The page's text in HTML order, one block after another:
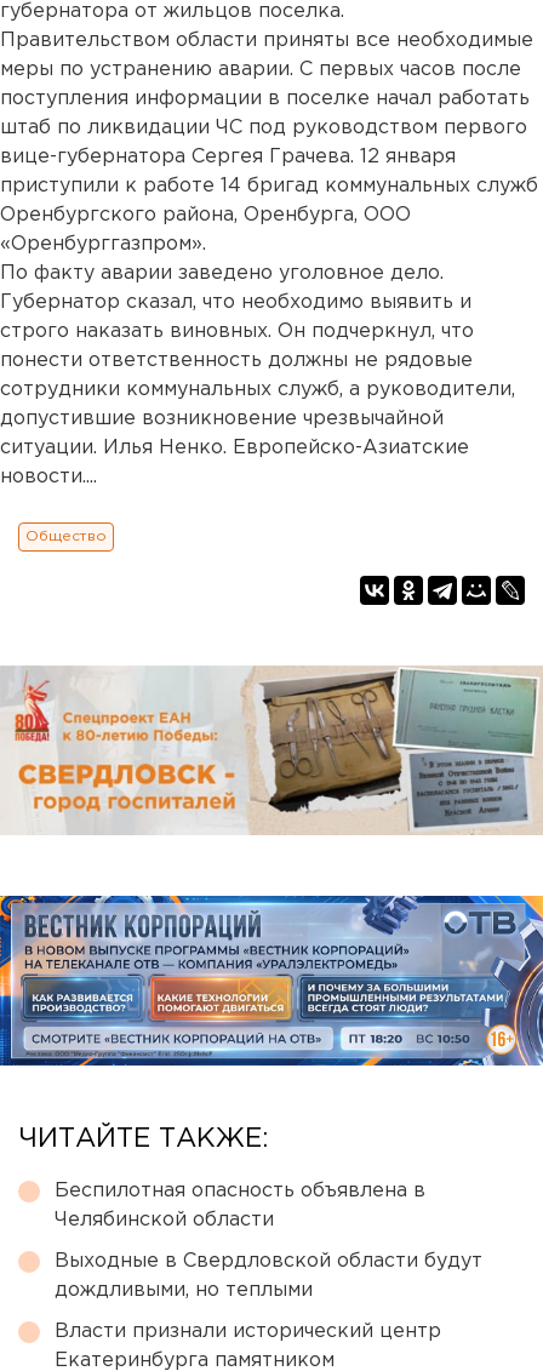
губернатора от жильцов поселка.
Правительством области приняты все необходимые
меры по устранению аварии. С первых часов после
поступления информации в поселке начал работать
штаб по ликвидации ЧС под руководством первого
вице-губернатора Сергея Грачева. 12 января
приступили к работе 14 бригад коммунальных служб
Оренбургского района, Оренбурга, ООО
«Оренбурггазпром».
По факту аварии заведено уголовное дело.
Губернатор сказал, что необходимо выявить и
строго наказать виновных. Он подчеркнул, что
понести ответственность должны не рядовые
сотрудники коммунальных служб, а руководители,
допустившие возникновение чрезвычайной
ситуации. Илья Ненко. Европейско-Азиатские
новости....
Общество
ЧИТАЙТЕ ТАКЖЕ:
Беспилотная опасность объявлена в
Челябинской области
Выходные в Свердловской области будут
дождливыми, но теплыми
Власти признали исторический центр
Екатеринбурга памятником